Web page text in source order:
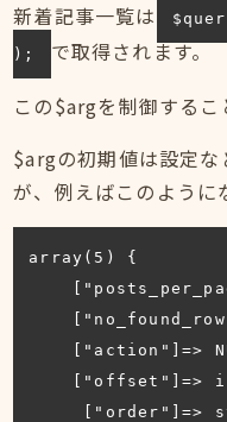
新着記事一覧は
);
で取得されます。
この$argを制御するこ
$argの初期値は設定
が、例えばこのように
array(5) {